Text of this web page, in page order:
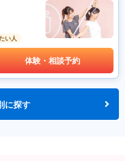
い人
体験・相談予約
に探す